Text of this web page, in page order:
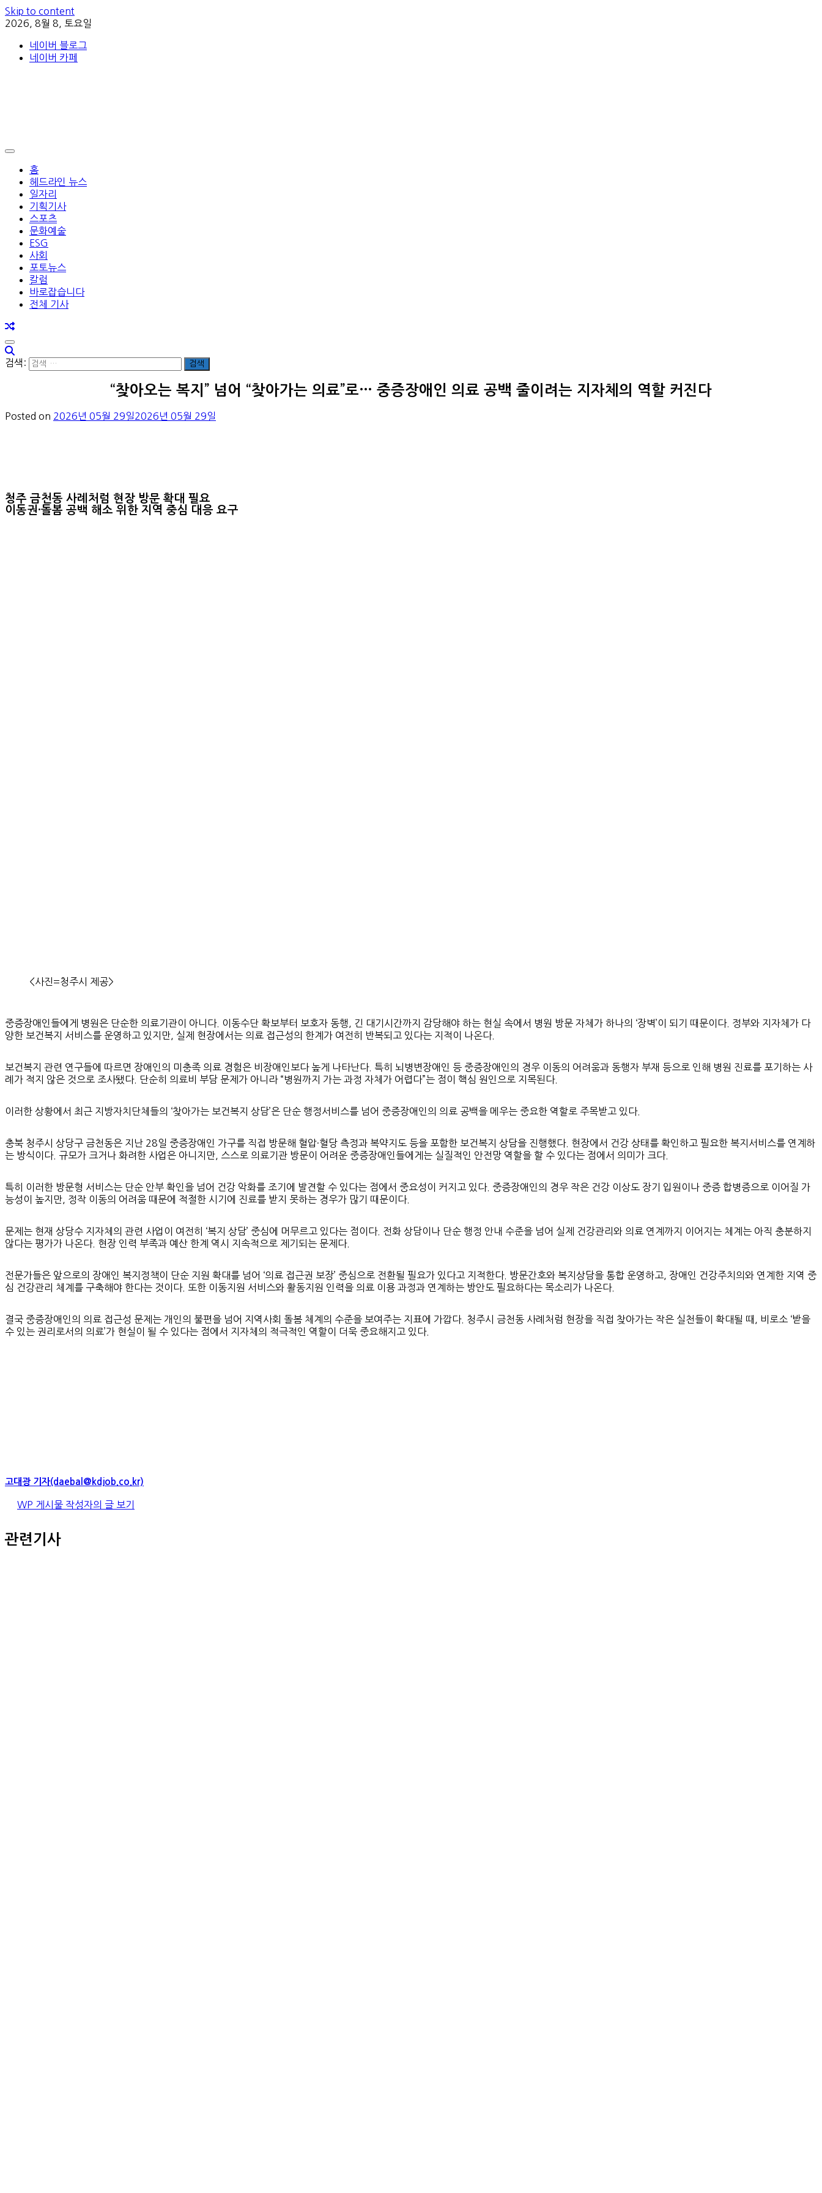
Skip to content
2026, 8월 8, 토요일
네이버 블로그
네이버 카페
홈
헤드라인 뉴스
일자리
기획기사
스포츠
문화예술
ESG
사회
포토뉴스
칼럼
바로잡습니다
전체 기사
검색:
“찾아오는 복지” 넘어 “찾아가는 의료”로… 중증장애인 의료 공백 줄이려는 지자체의 역할 커진다
Posted on 2026년 05월 29일2026년 05월 29일
청주 금천동 사례처럼 현장 방문 확대 필요
이동권·돌봄 공백 해소 위한 지역 중심 대응 요구
<사진=청주시 제공>
중증장애인들에게 병원은 단순한 의료기관이 아니다. 이동수단 확보부터 보호자 동행, 긴 대기시간까지 감당해야 하는 현실 속에서 병원 방문 자체가 하나의 ‘장벽’이 되기 때문이다. 정부와 지자체가 다
양한 보건복지 서비스를 운영하고 있지만, 실제 현장에서는 의료 접근성의 한계가 여전히 반복되고 있다는 지적이 나온다.
보건복지 관련 연구들에 따르면 장애인의 미충족 의료 경험은 비장애인보다 높게 나타난다. 특히 뇌병변장애인 등 중증장애인의 경우 이동의 어려움과 동행자 부재 등으로 인해 병원 진료를 포기하는 사
례가 적지 않은 것으로 조사됐다. 단순히 의료비 부담 문제가 아니라 “병원까지 가는 과정 자체가 어렵다”는 점이 핵심 원인으로 지목된다.
이러한 상황에서 최근 지방자치단체들의 ‘찾아가는 보건복지 상담’은 단순 행정서비스를 넘어 중증장애인의 의료 공백을 메우는 중요한 역할로 주목받고 있다.
충북 청주시 상당구 금천동은 지난 28일 중증장애인 가구를 직접 방문해 혈압·혈당 측정과 복약지도 등을 포함한 보건복지 상담을 진행했다. 현장에서 건강 상태를 확인하고 필요한 복지서비스를 연계하
는 방식이다. 규모가 크거나 화려한 사업은 아니지만, 스스로 의료기관 방문이 어려운 중증장애인들에게는 실질적인 안전망 역할을 할 수 있다는 점에서 의미가 크다.
특히 이러한 방문형 서비스는 단순 안부 확인을 넘어 건강 악화를 조기에 발견할 수 있다는 점에서 중요성이 커지고 있다. 중증장애인의 경우 작은 건강 이상도 장기 입원이나 중증 합병증으로 이어질 가
능성이 높지만, 정작 이동의 어려움 때문에 적절한 시기에 진료를 받지 못하는 경우가 많기 때문이다.
문제는 현재 상당수 지자체의 관련 사업이 여전히 ‘복지 상담’ 중심에 머무르고 있다는 점이다. 전화 상담이나 단순 행정 안내 수준을 넘어 실제 건강관리와 의료 연계까지 이어지는 체계는 아직 충분하지
않다는 평가가 나온다. 현장 인력 부족과 예산 한계 역시 지속적으로 제기되는 문제다.
전문가들은 앞으로의 장애인 복지정책이 단순 지원 확대를 넘어 ‘의료 접근권 보장’ 중심으로 전환될 필요가 있다고 지적한다. 방문간호와 복지상담을 통합 운영하고, 장애인 건강주치의와 연계한 지역 중
심 건강관리 체계를 구축해야 한다는 것이다. 또한 이동지원 서비스와 활동지원 인력을 의료 이용 과정과 연계하는 방안도 필요하다는 목소리가 나온다.
결국 중증장애인의 의료 접근성 문제는 개인의 불편을 넘어 지역사회 돌봄 체계의 수준을 보여주는 지표에 가깝다. 청주시 금천동 사례처럼 현장을 직접 찾아가는 작은 실천들이 확대될 때, 비로소 ‘받을
수 있는 권리로서의 의료’가 현실이 될 수 있다는 점에서 지자체의 적극적인 역할이 더욱 중요해지고 있다.
고대광 기자(daebal@kdjob.co.kr)
WP 게시물 작성자의 글 보기
관련기사